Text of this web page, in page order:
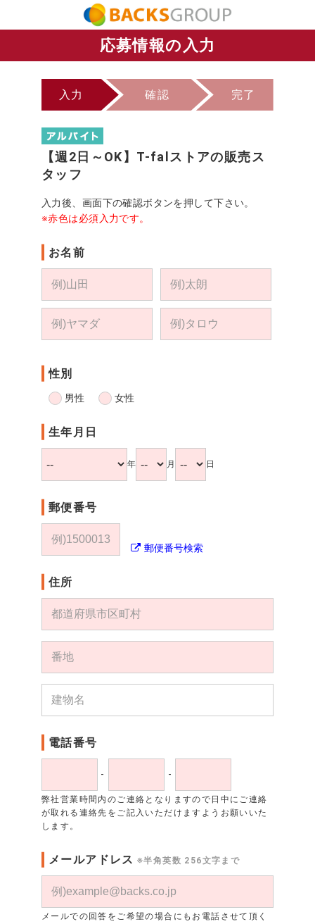
応募情報の入力
入力 確認 完了
【週2日～OK】T-falストアの販売ス
タッフ
入力後、画面下の確認ボタンを押して下さい。
※赤色は必須入力です。
お名前
性別
男性 女性
生年月日
年 月 日
郵便番号
郵便番号検索
住所
電話番号
- -
弊社営業時間内のご連絡となりますので日中にご連絡
が取れる連絡先をご記入いただけますようお願いいた
します。
メールアドレス ※半角英数 256文字まで
メールでの回答をご希望の場合にもお電話させて頂く